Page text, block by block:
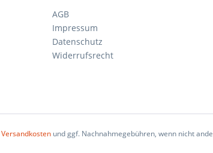
AGB
Impressum
Datenschutz
Widerrufsrecht
Versandkostenund ggf. Nachnahmegebühren, wenn nicht